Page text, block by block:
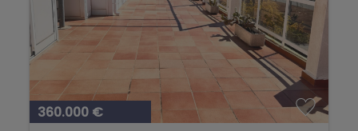
360.000 €